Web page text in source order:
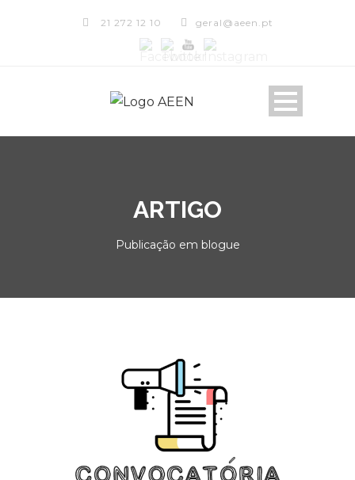
21 272 12 10 geral@aeen.pt
ARTIGO
Publicação em blogue